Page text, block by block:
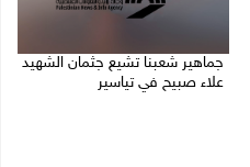
جماهير شعبنا تشيع جثمان الشهيد
علاء صبيح في تياسير